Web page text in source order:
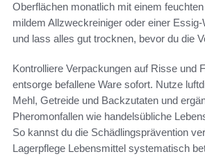
Oberflächen monatlich mit einem
mildem Allzweckreiniger oder einer
und lass alles gut trocknen, bevor du die
Kontrolliere Verpackungen auf Risse und
entsorge befallene Ware sofort. Nutze
Mehl, Getreide und Backzutaten und
Pheromonfallen wie handelsübliche
So kannst du die Schädlingsprävention
Lagerpflege Lebensmittel systematisch